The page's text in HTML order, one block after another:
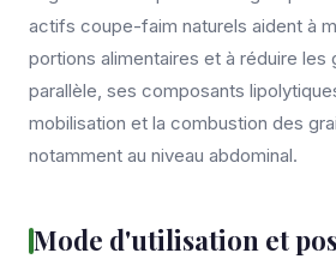
actifs coupe-faim naturels aident à
portions alimentaires et à réduire les
parallèle, ses composants
mobilisation et la combustion des
notamment au niveau abdominal.
Mode d'utilisation et